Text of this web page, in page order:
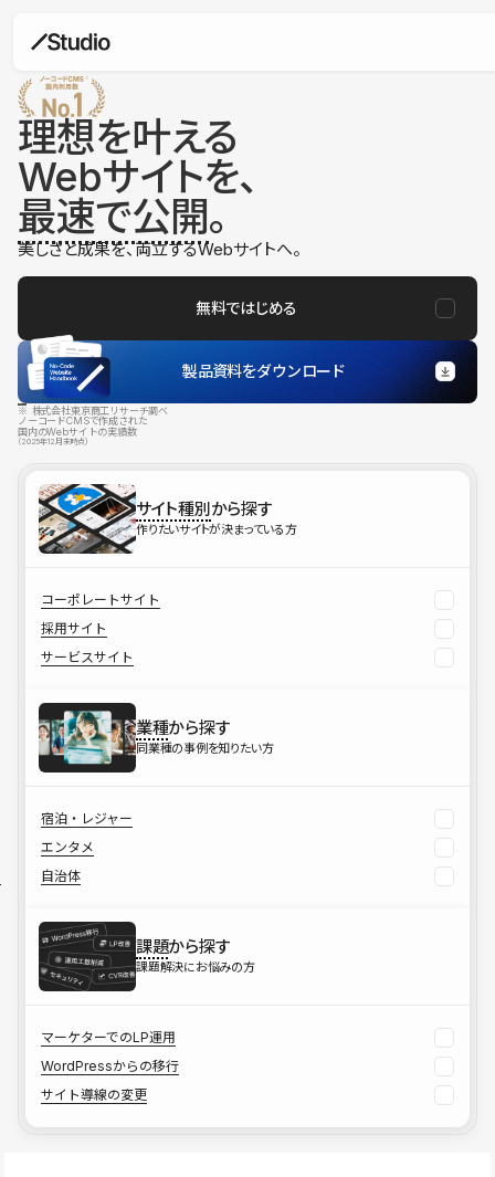
理想を叶える
Webサイトを、
最速で公開。
美しさと成果を、両立するWebサイトへ。
無料ではじめる
製品資料をダウンロード
※ 株式会社東京商工リサーチ調べ
ノーコードCMSで作成された
国内のWebサイトの実績数
（2025年12月末時点）
サイト種別から探す
作りたいサイトが決まっている方
コーポレートサイト
採用サイト
サービスサイト
業種から探す
同業種の事例を知りたい方
宿泊・レジャー
エンタメ
自治体
課題から探す
課題解決にお悩みの方
マーケターでのLP運用
WordPressからの移行
サイト導線の変更